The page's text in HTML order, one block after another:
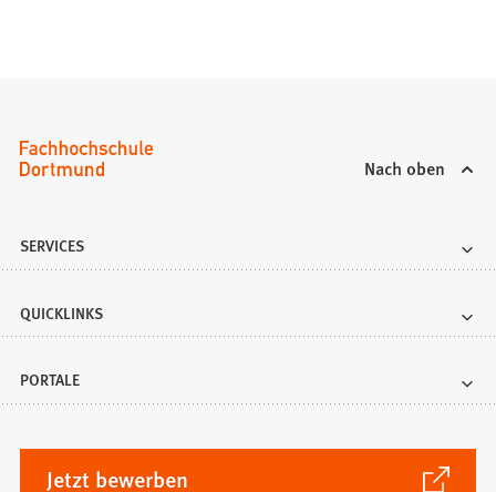
Nach oben
SERVICES
QUICKLINKS
PORTALE
Jetzt bewerben
(Öffnet